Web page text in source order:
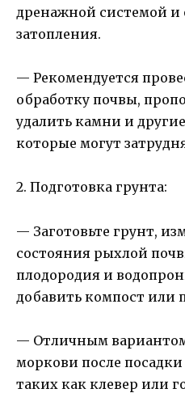
дренажной системой и
затопления.
— Рекомендуется
обработку почвы,
удалить камни и
которые могут
2. Подготовка грунта:
— Заготовьте грунт,
состояния рыхлой
плодородия и
добавить компост или
— Отличным вариантом
моркови после
таких как клевер или